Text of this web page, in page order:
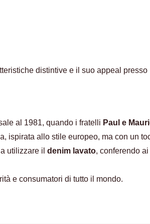
distintive e il suo appeal
al 1981, quando i fratelli Paul e
allo stile europeo, ma con un
utilizzare il denim lavato, conferendo
e consumatori di tutto il mondo.